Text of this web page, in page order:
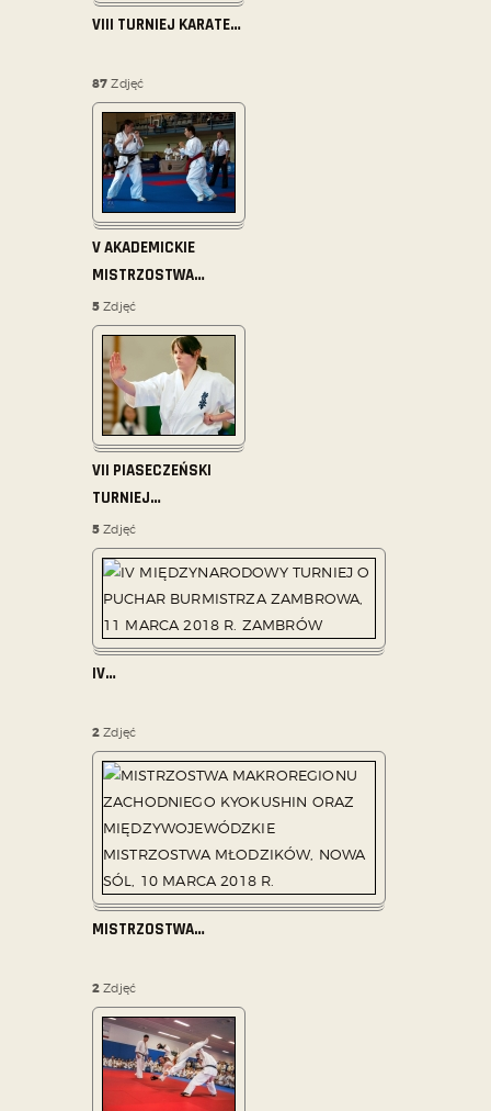
VIII TURNIEJ KARATE…
87 Zdjęć
V AKADEMICKIE
MISTRZOSTWA…
5 Zdjęć
VII PIASECZEŃSKI
TURNIEJ…
5 Zdjęć
IV…
2 Zdjęć
MISTRZOSTWA…
2 Zdjęć